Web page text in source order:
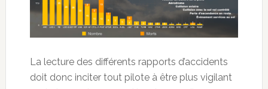
La lecture des différents rapports d’accidents
doit donc inciter tout pilote à être plus vigilant